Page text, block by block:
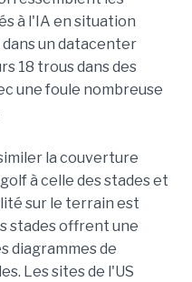
à l'IA en situation
un datacenter
18 trous dans des
une foule nombreuse
la couverture
à celle des stades et
sur le terrain est
stades offrent une
diagrammes de
Les sites de l'US